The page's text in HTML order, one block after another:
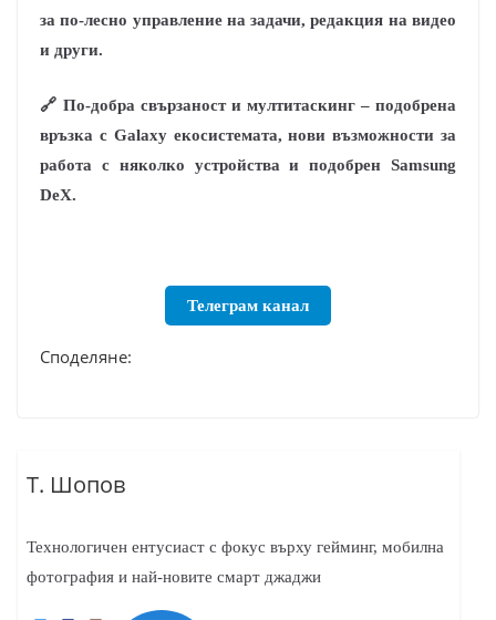
за по-лесно управление на задачи, редакция на видео
и други.
🔗 По-добра свързаност и мултитаскинг – подобрена
връзка с Galaxy екосистемата, нови възможности за
работа с няколко устройства и подобрен Samsung
DeX.
Телеграм канал
Споделяне:
Т. Шопов
Технологичен ентусиаст с фокус върху гейминг, мобилна
фотография и най-новите смарт джаджи